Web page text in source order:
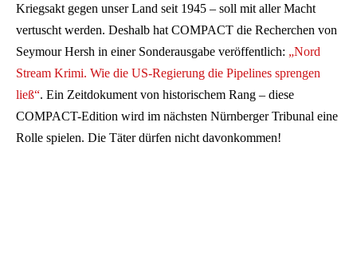
Kriegsakt gegen unser Land seit 1945 – soll mit aller Macht
vertuscht werden. Deshalb hat COMPACT die Recherchen von
Seymour Hersh in einer Sonderausgabe veröffentlich: „Nord
Stream Krimi. Wie die US-Regierung die Pipelines sprengen
ließ“. Ein Zeitdokument von historischem Rang – diese
COMPACT-Edition wird im nächsten Nürnberger Tribunal eine
Rolle spielen. Die Täter dürfen nicht davonkommen!